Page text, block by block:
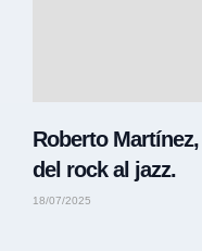
Roberto
del rock al jazz.
18/07/2025